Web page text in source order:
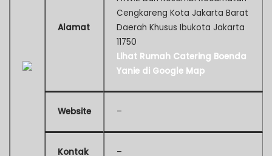
Alamat
Cengkareng Kota Jakarta Barat
Daerah Khusus Ibukota Jakarta
11750
Lihat Rumah Catering Boenda
Yanie di Google Map
Website –
Kontak –